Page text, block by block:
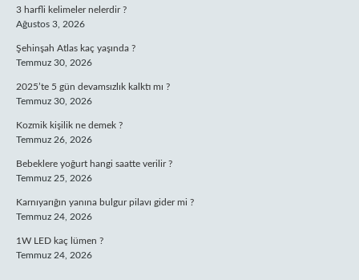
3 harfli kelimeler nelerdir ?
Ağustos 3, 2026
Şehinşah Atlas kaç yaşında ?
Temmuz 30, 2026
2025’te 5 gün devamsızlık kalktı mı ?
Temmuz 30, 2026
Kozmik kişilik ne demek ?
Temmuz 26, 2026
Bebeklere yoğurt hangi saatte verilir ?
Temmuz 25, 2026
Karnıyarığın yanına bulgur pilavı gider mi ?
Temmuz 24, 2026
1W LED kaç lümen ?
Temmuz 24, 2026